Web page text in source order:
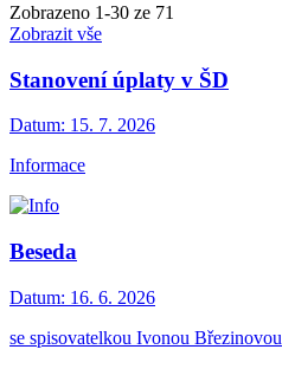
Zobrazeno 1-30 ze 71
Zobrazit vše
Stanovení úplaty v ŠD
Datum: 15. 7. 2026
Informace
Beseda
Datum: 16. 6. 2026
se spisovatelkou Ivonou Březinovou